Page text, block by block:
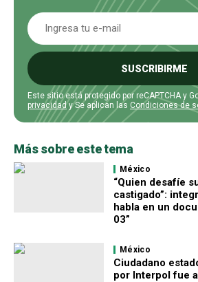
SUSCRIBIRME
Este sitio está protegido por reCAPTCHA y
privacidady Se aplican las Condiciones de
Más sobre este tema
México
“Quien desafíe
castigado”:
habla en un
03”
México
Ciudadano
por Interpol fue